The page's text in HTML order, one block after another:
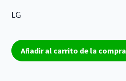
LG
Ventilador
y
Añadir al carrito de la compra